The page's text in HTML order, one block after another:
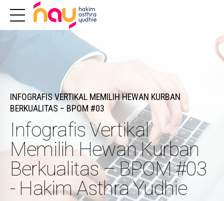
INFOGRAFIS VERTIKAL MEMILIH HEWAN KURBAN
BERKUALITAS – BPOM #03
Infografis Vertikal
Memilih Hewan Kurban
Berkualitas – BPOM #03
- Hakim Asthra Yudhie